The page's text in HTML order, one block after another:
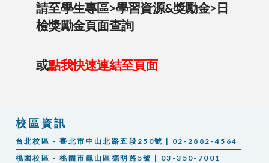
請至學生專區>學習資源&獎勵金>日
檢獎勵金頁面查詢
或點我快速連結至頁面
校區資訊
台北校區 - 臺北市中山北路五段250號 | 02-2882-4564
桃園校區 - 桃園市龜山區德明路5號 | 03-350-7001